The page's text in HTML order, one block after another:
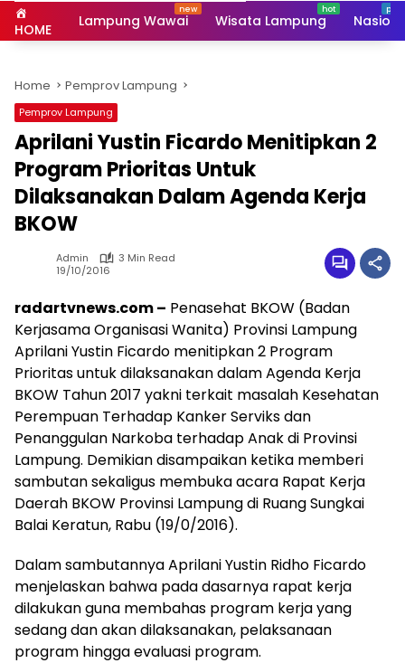
HOME Lampung Wawai Wisata Lampung
Home Pemprov Lampung
Pemprov Lampung
Aprilani Yustin Ficardo Menitipkan 2
Program Prioritas Untuk
Dilaksanakan Dalam Agenda Kerja
BKOW
Admin
3 Min Read
19/10/2016
radartvnews.com – Penasehat BKOW (Badan
Kerjasama Organisasi Wanita) Provinsi Lampung
Aprilani Yustin Ficardo menitipkan 2 Program
Prioritas untuk dilaksanakan dalam Agenda Kerja
BKOW Tahun 2017 yakni terkait masalah Kesehatan
Perempuan Terhadap Kanker Serviks dan
Penanggulan Narkoba terhadap Anak di Provinsi
Lampung. Demikian disampaikan ketika memberi
sambutan sekaligus membuka acara Rapat Kerja
Daerah BKOW Provinsi Lampung di Ruang Sungkai
Balai Keratun, Rabu (19/0/2016).
Dalam sambutannya Aprilani Yustin Ridho Ficardo
menjelaskan bahwa pada dasarnya rapat kerja
dilakukan guna membahas program kerja yang
sedang dan akan dilaksanakan, pelaksanaan
program hingga evaluasi program.